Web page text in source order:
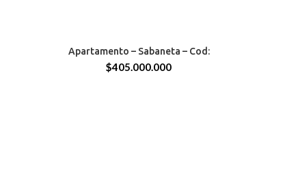
Apartamento – Sabaneta – Cod:
$405.000.000